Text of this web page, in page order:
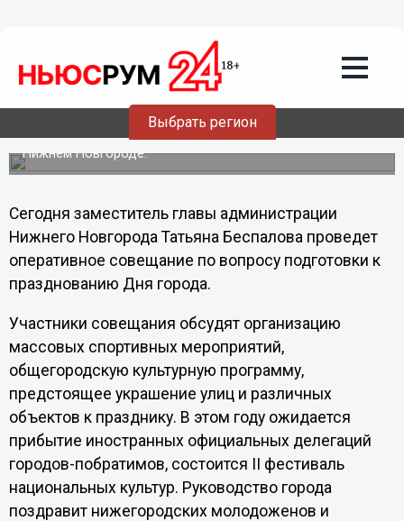
Выбрать регион
Татьяна Беспалова проведет
совещание по подготовке ко Дню
В повестке - вопросы организации массовых спортивных
мероприятий и общегородской культурной программы в
Нижнем Новгороде.
Сегодня заместитель главы администрации
Нижнего Новгорода Татьяна Беспалова проведет
оперативное совещание по вопросу подготовки к
празднованию Дня города.
Участники совещания обсудят организацию
массовых спортивных мероприятий,
общегородскую культурную программу,
предстоящее украшение улиц и различных
объектов к празднику. В этом году ожидается
прибытие иностранных официальных делегаций
городов-побратимов, состоится II фестиваль
национальных культур. Руководство города
поздравит нижегородских молодоженов и